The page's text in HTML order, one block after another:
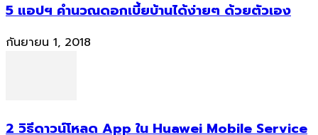
5 แอปฯ คำนวณดอกเบี้ยบ้านได้ง่ายๆ ด้วยตัวเอง
กันยายน 1, 2018
2 วิธีดาวน์โหลด App ใน Huawei Mobile Service